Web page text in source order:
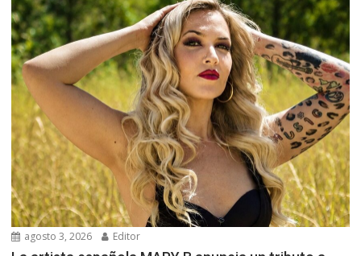
agosto 3, 2026 Editor